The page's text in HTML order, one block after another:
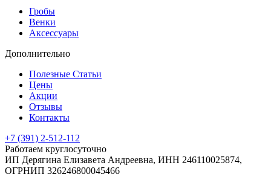
Гробы
Венки
Аксессуары
Дополнительно
Полезные Статьи
Цены
Акции
Отзывы
Контакты
+7 (391) 2-512-112
Работаем круглосуточно
ИП Дерягина Елизавета Андреевна, ИНН 246110025874,
ОГРНИП 326246800045466